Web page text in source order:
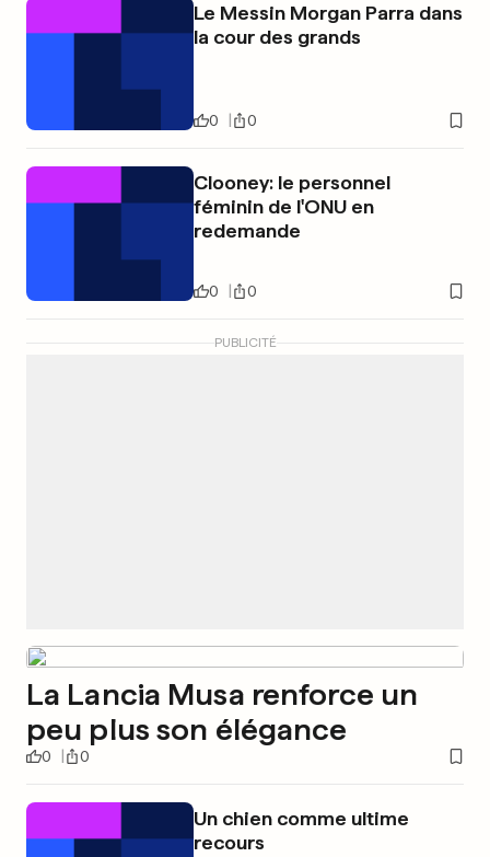
Le Messin Morgan Parra dans
la cour des grands
0 0
Clooney: le personnel
féminin de l'ONU en
redemande
0 0
PUBLICITÉ
La Lancia Musa renforce un
peu plus son élégance
0 0
Un chien comme ultime
recours